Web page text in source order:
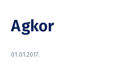
Agkor
01.01.2017.